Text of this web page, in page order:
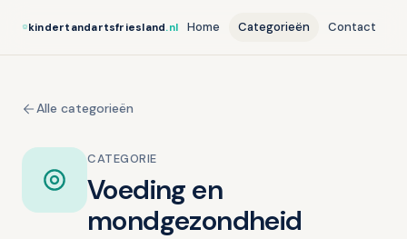
kindertandartsfriesland.nl Home Categorieën Contact
Alle categorieën
CATEGORIE
Voeding en
mondgezondheid